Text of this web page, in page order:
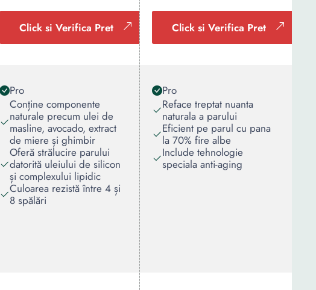
Click si Verifica Pret
Pro
Conține componente
naturale precum ulei de
masline, avocado, extract
de miere și ghimbir
Oferă strălucire parului
datorită uleiului de silicon
și complexului lipidic
Culoarea rezistă între 4 și
8 spălări
Click si Verifica Pret
Pro
Reface treptat nuanta
naturala a parului
Eficient pe parul cu pana
la 70% fire albe
Include tehnologie
speciala anti-aging